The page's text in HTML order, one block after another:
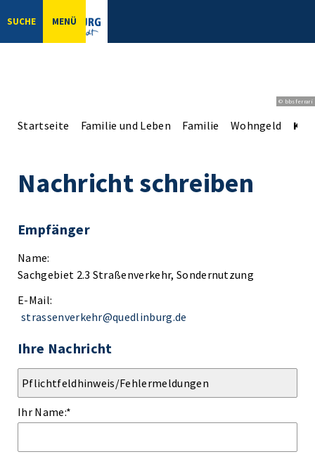
SUCHE MENÜ
© bbsferrari
Startseite Familie und Leben Familie Wohngeld
Nachricht schreiben
Empfänger
Name:
Sachgebiet 2.3 Straßenverkehr, Sondernutzung
E-Mail:
strassenverkehr@quedlinburg.de
Ihre Nachricht
Ihr Name:*